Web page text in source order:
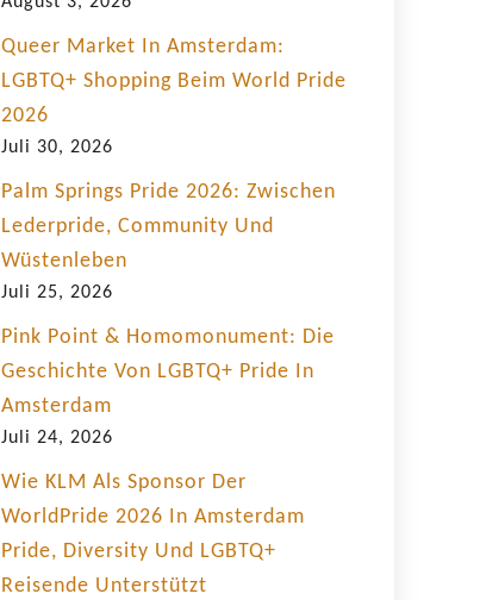
Queer Market In Amsterdam:
LGBTQ+ Shopping Beim World Pride
2026
Juli 30, 2026
Palm Springs Pride 2026: Zwischen
Lederpride, Community Und
Wüstenleben
Juli 25, 2026
Pink Point & Homomonument: Die
Geschichte Von LGBTQ+ Pride In
Amsterdam
Juli 24, 2026
Wie KLM Als Sponsor Der
WorldPride 2026 In Amsterdam
Pride, Diversity Und LGBTQ+
Reisende Unterstützt